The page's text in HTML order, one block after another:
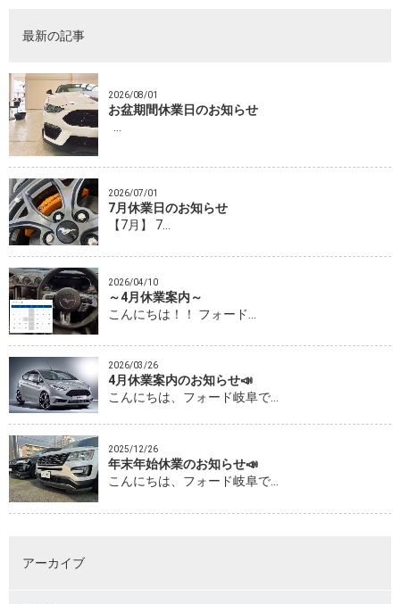
最新の記事
2026/08/01
お盆期間休業日のお知らせ
…
2026/07/01
7月休業日のお知らせ
【7月】 7…
2026/04/10
～4月休業案内～
こんにちは！！ フォード…
2026/03/26
4月休業案内のお知らせ📣
こんにちは、フォード岐阜で…
2025/12/26
年末年始休業のお知らせ📣
こんにちは、フォード岐阜で…
アーカイブ